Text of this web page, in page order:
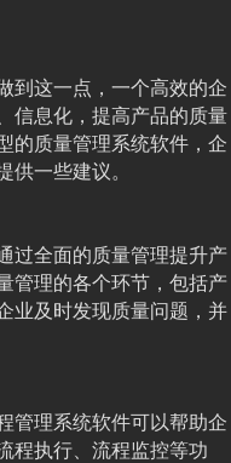
到这一点，一个高效的企
信息化，提高产品的质量
的质量管理系统软件，企
一些建议。
过全面的质量管理提升产
管理的各个环节，包括产
业及时发现质量问题，并
管理系统软件可以帮助企
程执行、流程监控等功